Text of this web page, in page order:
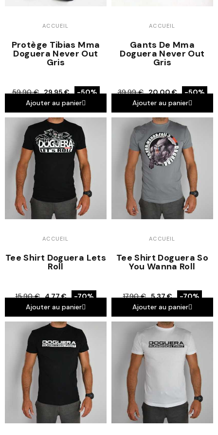
ACCUEIL
Protège Tibias Mma
Doguera Never Out
Gris
59,90 € 29,95 €
-50%
Ajouter au panier
ACCUEIL
Gants De Mma
Doguera Never Out
Gris
39,99 € 20,00 €
-50%
Ajouter au panier
ACCUEIL
Tee Shirt Doguera Lets
Roll
15,90 € 4,77 €
-70%
Ajouter au panier
ACCUEIL
Tee Shirt Doguera So
You Wanna Roll
17,90 € 5,37 €
-70%
Ajouter au panier